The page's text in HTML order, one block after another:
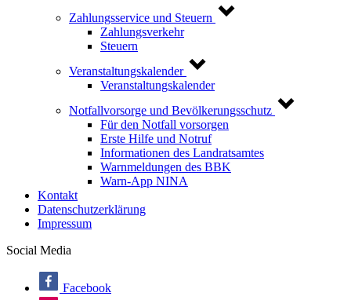
Zahlungsservice und Steuern
Zahlungsverkehr
Steuern
Veranstaltungskalender
Veranstaltungskalender
Notfallvorsorge und Bevölkerungsschutz
Für den Notfall vorsorgen
Erste Hilfe und Notruf
Informationen des Landratsamtes
Warnmeldungen des BBK
Warn-App NINA
Kontakt
Datenschutzerklärung
Impressum
Social Media
Facebook